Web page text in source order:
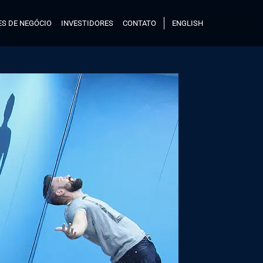
DE NEGÓCIO INVESTIDORES CONTATO ENGLISH